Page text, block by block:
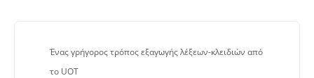
Ένας γρήγορος τρόπος εξαγωγής λέξεων-κλειδιών από
το UOT